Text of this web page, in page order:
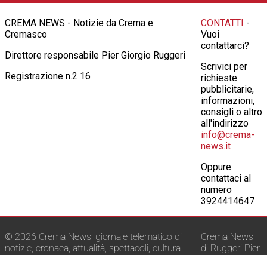
CREMA NEWS - Notizie da Crema e
Cremasco
Direttore responsabile Pier Giorgio Ruggeri
Registrazione n.2 16
CONTATTI -
Vuoi
contattarci?
Scrivici per
richieste
pubblicitarie,
informazioni,
consigli o altro
all'indirizzo
info@crema-
news.it
Oppure
contattaci al
numero
3924414647
© 2026 Crema News, giornale telematico di
notizie, cronaca, attualità, spettacoli, cultura
Crema News
di Ruggeri Pier